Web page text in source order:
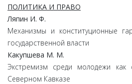
ПОЛИТИКА И ПРАВО
Ляпин И. Ф.
Механизмы и конституционные
государственной власти
Какупшева М. М.
Экстремизм среди молодежи как
Северном Кавказе